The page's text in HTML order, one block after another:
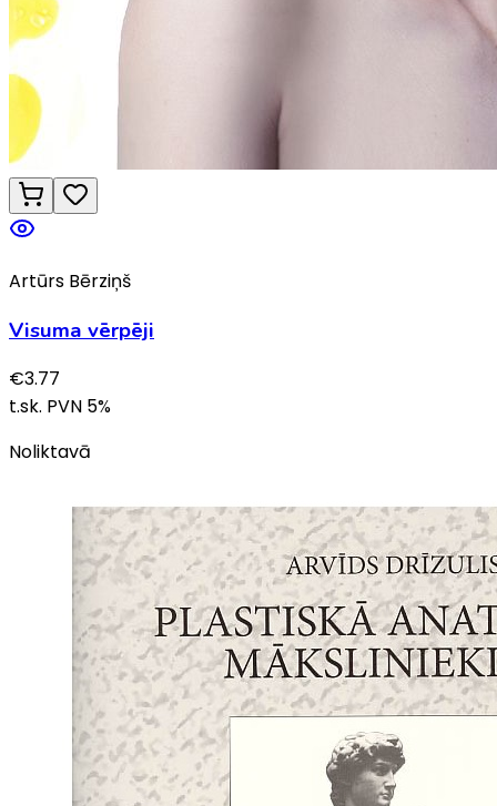
Artūrs Bērziņš
Visuma vērpēji
€3.77
t.sk. PVN 5%
Noliktavā